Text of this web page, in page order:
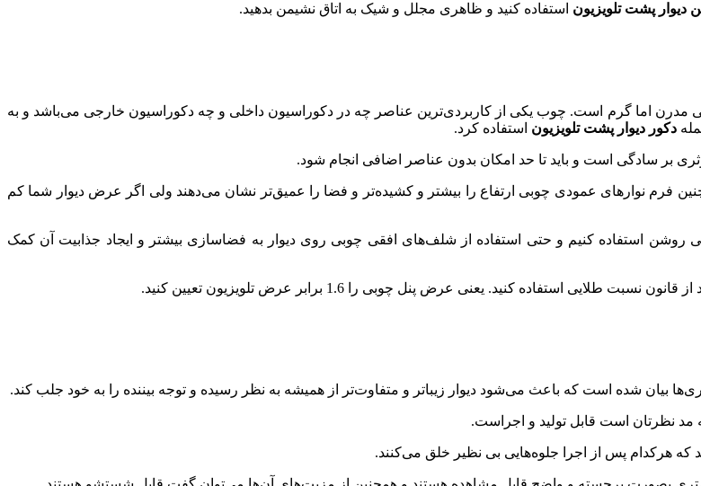
دیوار پشت تلویزیون استفاده کنید و ظاهری مجلل و شیک به اتاق نشیمن بدهید.
مدرن اما گرم است. چوب یکی از کاربردی‌ترین عناصر چه در دکوراسیون داخلی و چه دکوراسیون خارجی می‌باشد و به
دکور دیوار پشت تلویزیون استفاده کرد.
بر سادگی است و باید تا حد امکان بدون عناصر اضافی انجام شود.
فرم نوارهای عمودی چوبی ارتفاع را بیشتر و کشیده‌تر و فضا را عمیق‌تر نشان می‌دهند ولی اگر عرض دیوار شما کم
روشن استفاده کنیم و حتی استفاده از شلف‌های افقی چوبی روی دیوار به فضاسازی بیشتر و ایجاد جذابیت آن کمک
کنید. یعنی عرض پنل چوبی را 1.6 برابر عرض تلویزیون تعیین کنید.
بیان شده است که باعث می‌شود دیوار زیباتر و متفاوت‌تر از همیشه به نظر رسیده و توجه بیننده را به خود جلب کند.
مد نظرتان است قابل تولید و اجراست.
هرکدام پس از اجرا جلوه‌هایی بی نظیر خلق می‌کنند.